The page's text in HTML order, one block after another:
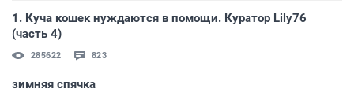
1. Куча кошек нуждаются в помощи. Куратор Lily76
(часть 4)
285622 823
зимняя спячка